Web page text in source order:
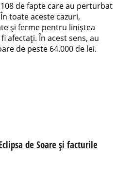
de fapte care au perturbat
toate aceste cazuri,
și ferme pentru liniștea
afectați. În acest sens, au
de peste 64.000 de lei.
de Soare și facturile